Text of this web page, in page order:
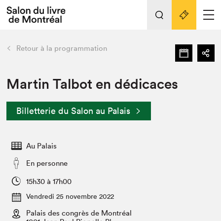
Espace médias
Espace exposant⋅e⋅s
Tout sur l'édition 2022
Actualités
Vidéos et Balados
Club de lecture Braindate
retour Nos activités
Édition 2022
Nous connaître
Projets partenaires 2022
Archives
Liens pratiques
Retour à la programmation
Martin Talbot en dédicaces
Billetterie du Salon au Palais
Au Palais
En personne
15h30 à 17h00
Vendredi 25 novembre 2022
Palais des congrès de Montréal